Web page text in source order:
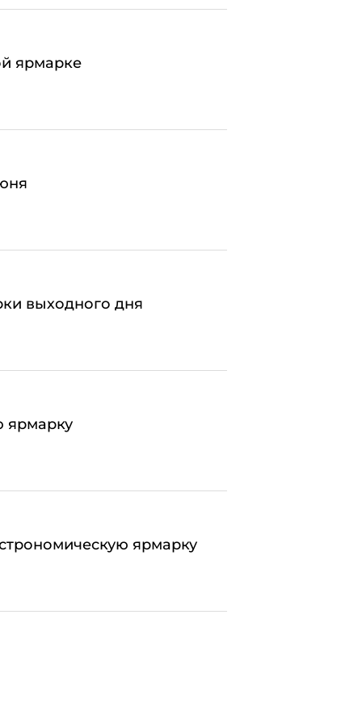
ярмарке
выходного дня
ярмарку
ярмарку